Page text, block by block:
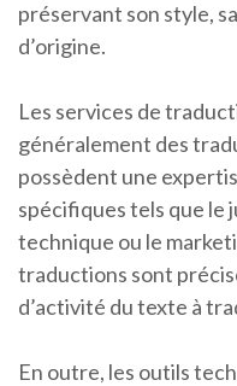
préservant son style,
d’origine.
Les services de
généralement des
possèdent une
spécifiques tels que le
technique ou le
traductions sont
d’activité du texte à
En outre, les outils